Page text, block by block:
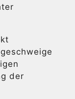
der